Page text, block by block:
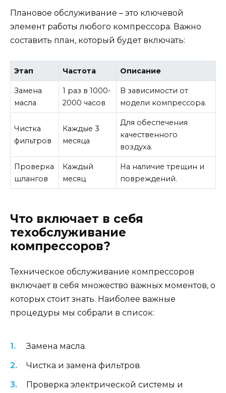
Плановое обслуживание – это ключевой
элемент работы любого компрессора. Важно
составить план, который будет включать:
Этап Частота Описание
Замена
масла
1 раз в 1000-
2000 часов
В зависимости от
модели компрессора.
Чистка
фильтров
Каждые 3
месяца
Для обеспечения
качественного
воздуха.
Проверка
шлангов
Каждый
месяц
На наличие трещин и
повреждений.
Что включает в себя
техобслуживание
компрессоров?
Техническое обслуживание компрессоров
включает в себя множество важных моментов, о
которых стоит знать. Наиболее важные
процедуры мы собрали в список:
Замена масла.
Чистка и замена фильтров.
Проверка электрической системы и